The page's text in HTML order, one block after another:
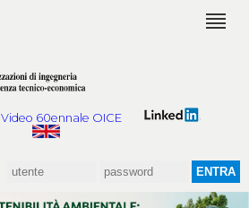
Video 60ennale OICE